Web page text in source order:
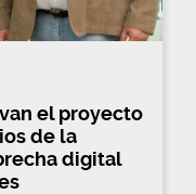
el proyecto
de la
digital